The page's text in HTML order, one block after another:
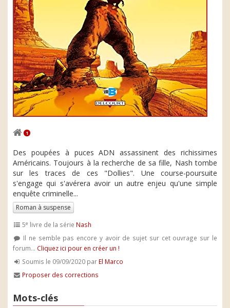
1
Des poupées à puces ADN assassinent des richissimes
Américains. Toujours à la recherche de sa fille, Nash tombe
sur les traces de ces "Dollies". Une course-poursuite
s'engage qui s'avérera avoir un autre enjeu qu'une simple
enquête criminelle...
Roman à suspense
5e livre de la série Nash
Il ne semble pas encore y avoir de sujet sur cet ouvrage sur le
forum... Cliquez ici pour en créer un !
Soumis le 09/09/2020 par El Marco
Proposer des corrections
Mots-clés